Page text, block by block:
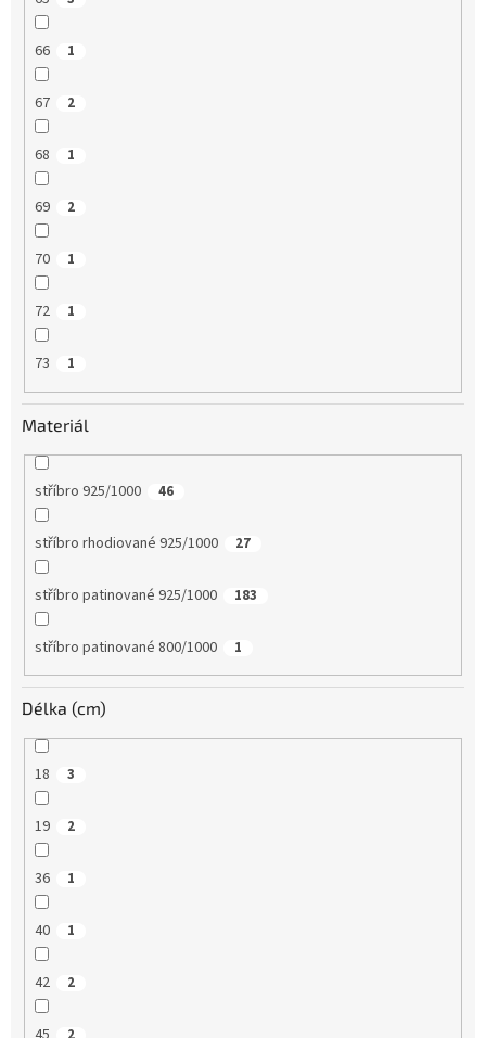
66 1
67 2
68 1
69 2
70 1
72 1
73 1
Materiál
stříbro 925/1000 46
stříbro rhodiované 925/1000 27
stříbro patinované 925/1000 183
stříbro patinované 800/1000 1
Délka (cm)
18 3
19 2
36 1
40 1
42 2